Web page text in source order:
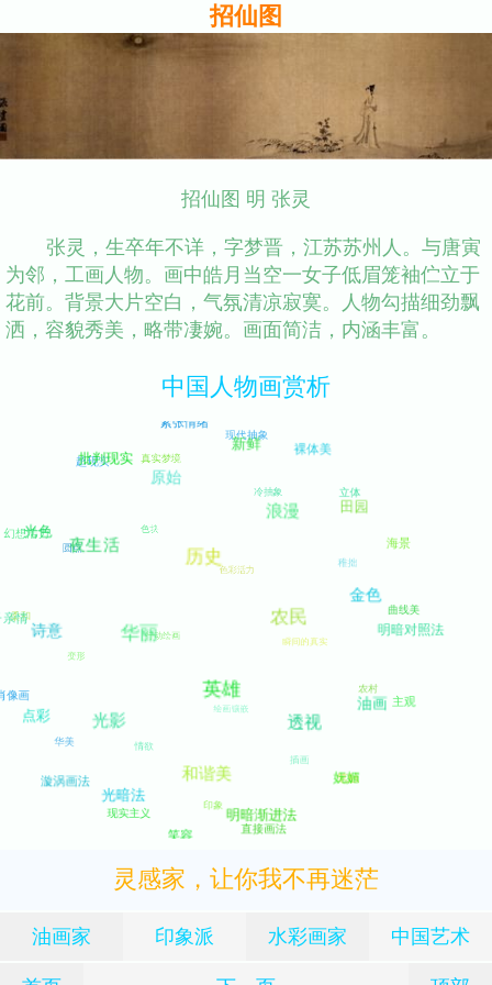
招仙图
招仙图 明 张灵
张灵，生卒年不详，字梦晋，江苏苏州人。与唐寅
为邻，工画人物。画中皓月当空一女子低眉笼袖伫立于
花前。背景大片空白，气氛清凉寂寞。人物勾描细劲飘
洒，容貌秀美，略带凄婉。画面简洁，内涵丰富。
中国人物画赏析
油画家 印象派 水彩画家 中国艺术
灵感家，让你我不再迷茫